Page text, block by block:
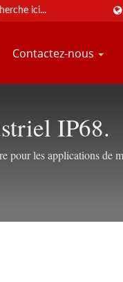
Contactez-nous
IP68.
pour les applications de